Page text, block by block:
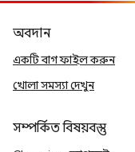
অবদান
একটি বাগ ফাইল করুন
খোলা সমস্যা দেখুন
সম্পর্কিত বিষয়বস্তু